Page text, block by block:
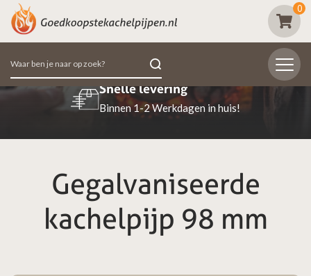
0
Zoeken
naar:
Beoordeeld met een 9.7
98% van de klanten beoordeeld ons positief
Gegalvaniseerde
kachelpijp 98 mm